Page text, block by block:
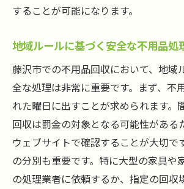
することが可能になります。
地域ルールに基づく安全な不用品処
藤沢市での不用品回収において、地域
全な処理は非常に重要です。まず、不
れた曜日に出すことが求められます。
回収は罰金の対象となる可能性がある
ウェブサイトで確認することが大切で
の分別も重要です。特に大型の家具や
の処理業者に依頼するか、指定の回収